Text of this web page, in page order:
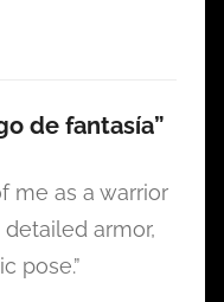
de fantasía”
me as a warrior
armor,
pose.”